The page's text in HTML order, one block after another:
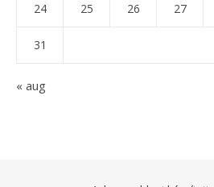
24 25 26 27
31
« aug